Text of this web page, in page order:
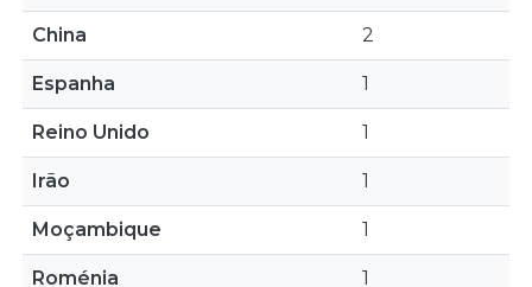
China 2
Espanha 1
Reino Unido 1
Irão 1
Moçambique 1
Roménia 1